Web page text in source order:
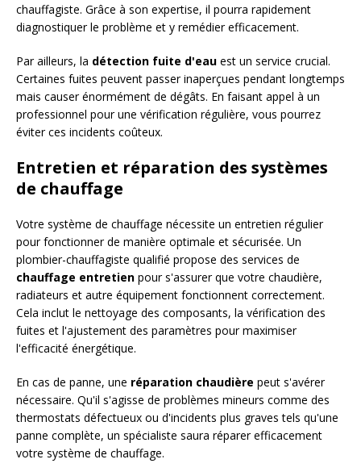
chauffagiste. Grâce à son expertise, il pourra rapidement
diagnostiquer le problème et y remédier efficacement.
Par ailleurs, la détection fuite d'eau est un service crucial.
Certaines fuites peuvent passer inaperçues pendant longtemps
mais causer énormément de dégâts. En faisant appel à un
professionnel pour une vérification régulière, vous pourrez
éviter ces incidents coûteux.
Entretien et réparation des systèmes
de chauffage
Votre système de chauffage nécessite un entretien régulier
pour fonctionner de manière optimale et sécurisée. Un
plombier-chauffagiste qualifié propose des services de
chauffage entretien pour s'assurer que votre chaudière,
radiateurs et autre équipement fonctionnent correctement.
Cela inclut le nettoyage des composants, la vérification des
fuites et l'ajustement des paramètres pour maximiser
l'efficacité énergétique.
En cas de panne, une réparation chaudière peut s'avérer
nécessaire. Qu'il s'agisse de problèmes mineurs comme des
thermostats défectueux ou d'incidents plus graves tels qu'une
panne complète, un spécialiste saura réparer efficacement
votre système de chauffage.